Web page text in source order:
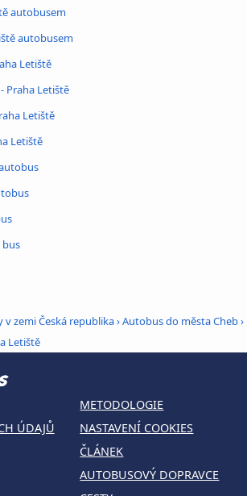
autobusem
autobusem
Letiště
Praha Letiště
Letiště
Letiště
bus
v zemi Česká republika›Autobus do města Cheb›
Letiště
ÚDAJŮ
METODOLOGIE
NASTAVENÍ COOKIES
ČLÁNEK
AUTOBUSOVÝ DOPRAVCE